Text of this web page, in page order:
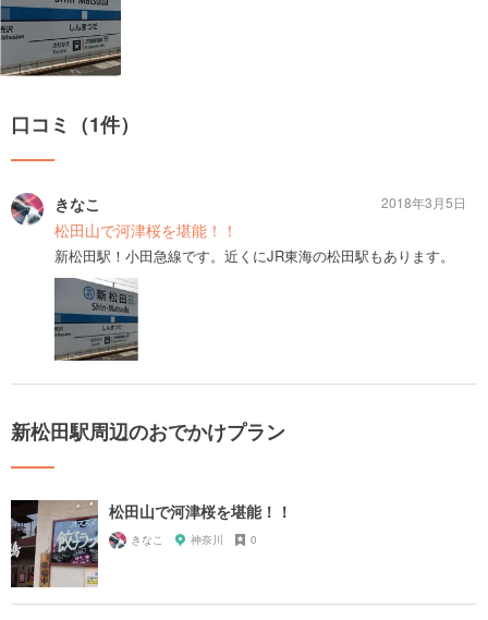
口コミ（1件）
きなこ
松田山で河津桜を堪能！！
新松田駅！小田急線です。近くにJR東海の松田駅もあります。
2018年3月5日
新松田駅周辺のおでかけプラン
松田山で河津桜を堪能！！
きなこ 神奈川 0